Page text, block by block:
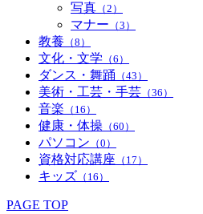
写真 （2）
マナー （3）
教養 （8）
文化・文学 （6）
ダンス・舞踊 （43）
美術・工芸・手芸 （36）
音楽 （16）
健康・体操 （60）
パソコン （0）
資格対応講座 （17）
キッズ （16）
PAGE TOP